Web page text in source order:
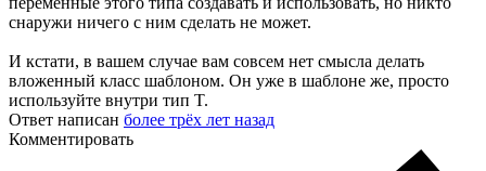
снаружи ничего с ним сделать не может.
И кстати, в вашем случае вам совсем нет смысла делать
вложенный класс шаблоном. Он уже в шаблоне же, просто
используйте внутри тип T.
Ответ написан более трёх лет назад
Комментировать